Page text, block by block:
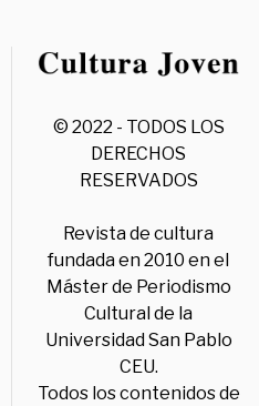
© 2022 - TODOS LOS
DERECHOS
RESERVADOS
Revista de cultura
fundada en 2010 en el
Máster de Periodismo
Cultural de la
Universidad San Pablo
CEU.
Todos los contenidos de